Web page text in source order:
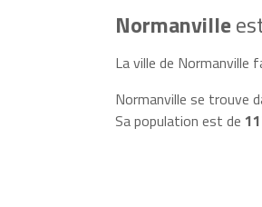
Normanville
La ville de Normanville
Normanville se trouve
Sa population est de